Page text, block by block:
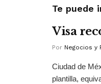
Te puede
Visa
Por Negocios y
Ciudad de
plantilla,